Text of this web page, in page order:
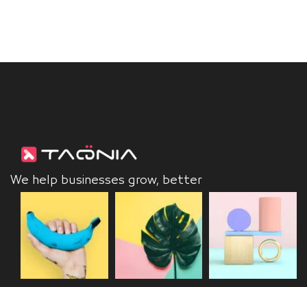
We help businesses grow, better